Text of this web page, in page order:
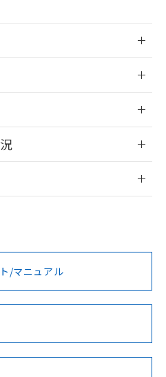
/会員登録
ただく前に、以下を必ずお読
/マニュアル
完了までの期間は出
在することから備考
への在庫切替を完了
段のことがない限
り割愛しておりま